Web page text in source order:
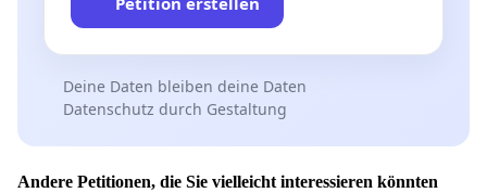
Deine Daten bleiben deine Daten
Datenschutz durch Gestaltung
Andere Petitionen, die Sie vielleicht interessieren könnten